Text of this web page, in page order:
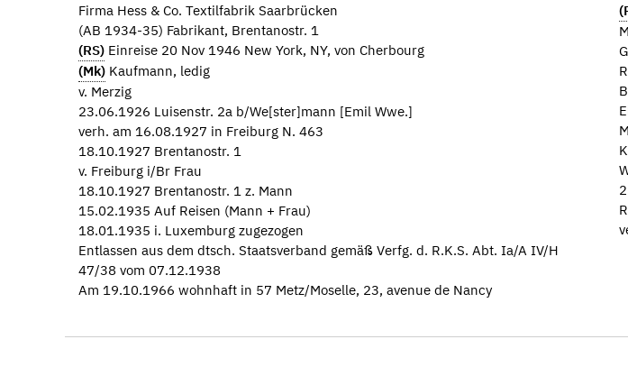
Firma Hess & Co. Textilfabrik Saarbrücken
(AB 1934-35) Fabrikant, Brentanostr. 1
(RS) Einreise 20 Nov 1946 New York, NY, von Cherbourg
(Mk) Kaufmann, ledig
v. Merzig
23.06.1926 Luisenstr. 2a b/We[ster]mann [Emil Wwe.]
verh. am 16.08.1927 in Freiburg N. 463
18.10.1927 Brentanostr. 1
v. Freiburg i/Br Frau
18.10.1927 Brentanostr. 1 z. Mann
15.02.1935 Auf Reisen (Mann + Frau)
18.01.1935 i. Luxemburg zugezogen
Entlassen aus dem dtsch. Staatsverband gemäß Verfg. d. R.K.S. Abt. Ia/A IV/H
47/38 vom 07.12.1938
Am 19.10.1966 wohnhaft in 57 Metz/Moselle, 23, avenue de Nancy